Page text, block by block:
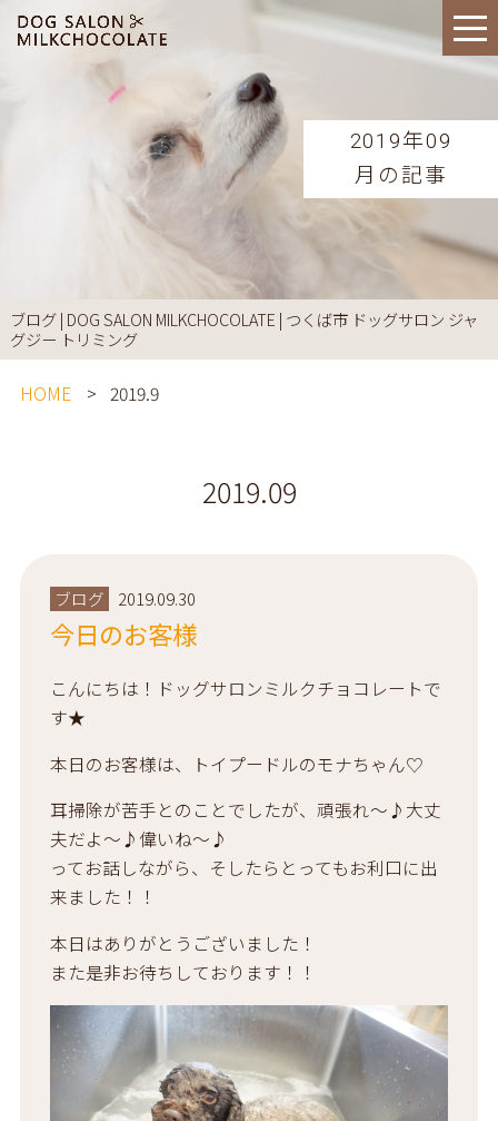
2019年09
月の記事
ブログ | DOG SALON MILKCHOCOLATE | つくば市 ドッグサロン ジャ
グジー トリミング
HOME 2019.9
2019.09
ブログ 2019.09.30
今日のお客様
こんにちは！ドッグサロンミルクチョコレートで
す★
本日のお客様は、トイプードルのモナちゃん♡
耳掃除が苦手とのことでしたが、頑張れ～♪大丈
夫だよ～♪偉いね～♪
ってお話しながら、そしたらとってもお利口に出
来ました！！
本日はありがとうございました！
また是非お待ちしております！！